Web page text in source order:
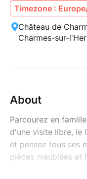
Timezone :
Château de
Charmes-sur-
About
Parcourez en
d'une visite libre, le
et pensez tous ses
pièces meublées et